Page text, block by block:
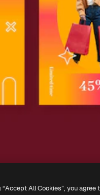
All Cookies”, you